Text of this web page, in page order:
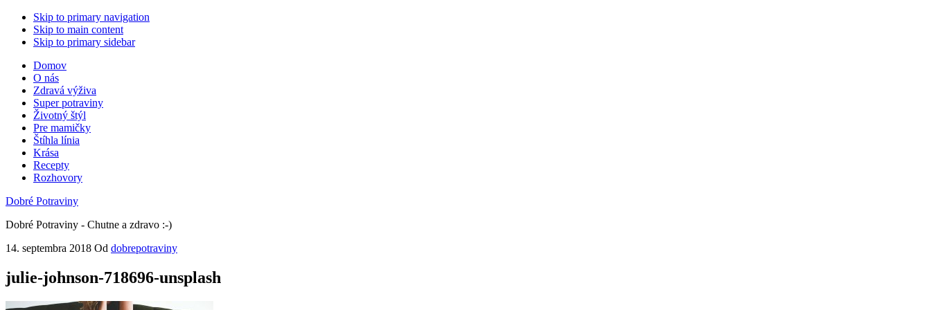
Skip to primary navigation
Skip to main content
Skip to primary sidebar
Domov
O nás
Zdravá výživa
Super potraviny
Životný štýl
Pre mamičky
Štíhla línia
Krása
Recepty
Rozhovory
Dobré Potraviny
Dobré Potraviny - Chutne a zdravo :-)
14. septembra 2018 Od dobrepotraviny
julie-johnson-718696-unsplash